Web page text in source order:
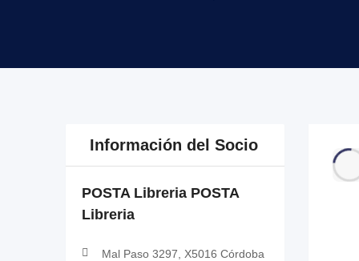
Información del Socio
POSTA Libreria POSTA
Libreria
Mal Paso 3297, X5016 Córdoba